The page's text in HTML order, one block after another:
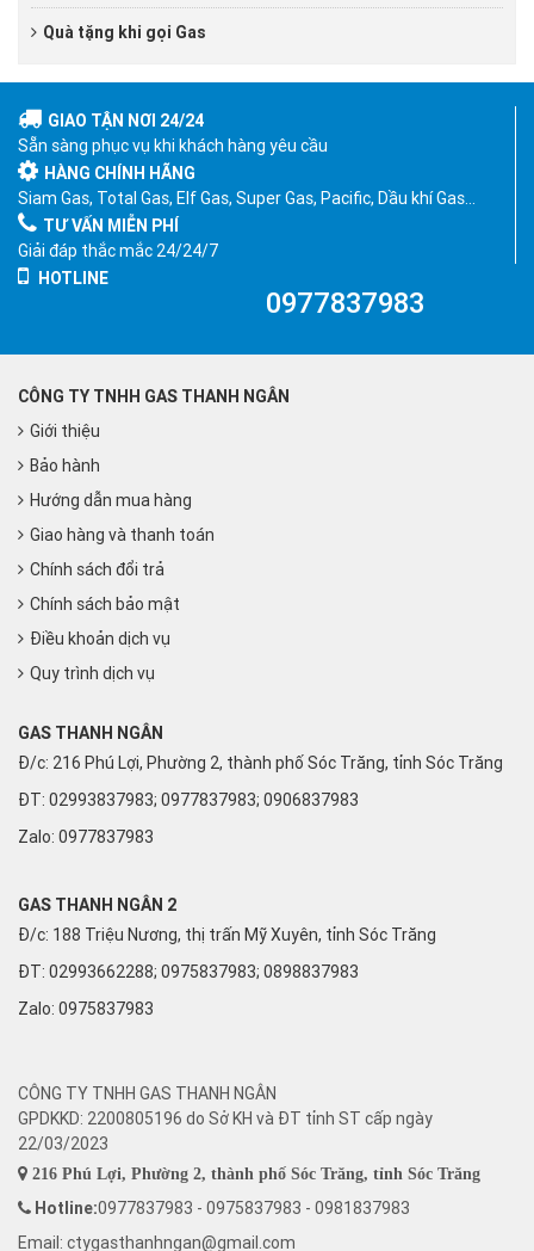
Quà tặng khi gọi Gas
GIAO TẬN NƠI 24/24
Sẵn sàng phục vụ khi khách hàng yêu cầu
HÀNG CHÍNH HÃNG
Siam Gas, Total Gas, Elf Gas, Super Gas, Pacific, Dầu khí Gas…
TƯ VẤN MIỄN PHÍ
Giải đáp thắc mắc 24/24/7
HOTLINE
0977837983
CÔNG TY TNHH GAS THANH NGÂN
Giới thiệu
Bảo hành
Hướng dẫn mua hàng
Giao hàng và thanh toán
Chính sách đổi trả
Chính sách bảo mật
Điều khoản dịch vụ
Quy trình dịch vụ
GAS THANH NGÂN
Đ/c: 216 Phú Lợi, Phường 2, thành phố Sóc Trăng, tỉnh Sóc Trăng
ĐT: 02993837983; 0977837983; 0906837983
Zalo: 0977837983
GAS THANH NGÂN 2
Đ/c: 188 Triệu Nương, thị trấn Mỹ Xuyên, tỉnh Sóc Trăng
ĐT: 02993662288; 0975837983; 0898837983
Zalo: 0975837983
CÔNG TY TNHH GAS THANH NGÂN
GPDKKD: 2200805196 do Sở KH và ĐT tỉnh ST cấp ngày
22/03/2023
216 Phú Lợi, Phường 2, thành phố Sóc Trăng, tỉnh Sóc Trăng
Hotline:0977837983 - 0975837983 - 0981837983
Email: ctygasthanhngan@gmail.com